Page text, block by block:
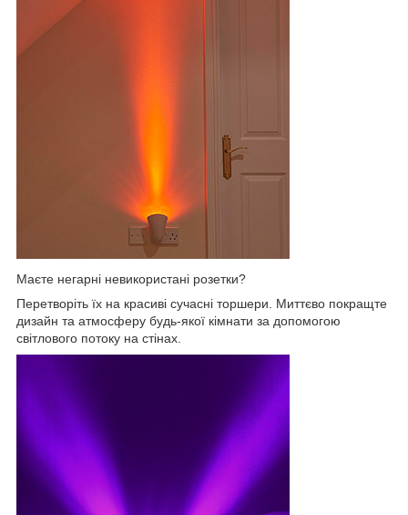
Маєте негарні невикористані розетки?
Перетворіть їх на красиві сучасні торшери. Миттєво покращте
дизайн та атмосферу будь-якої кімнати за допомогою
світлового потоку на стінах.